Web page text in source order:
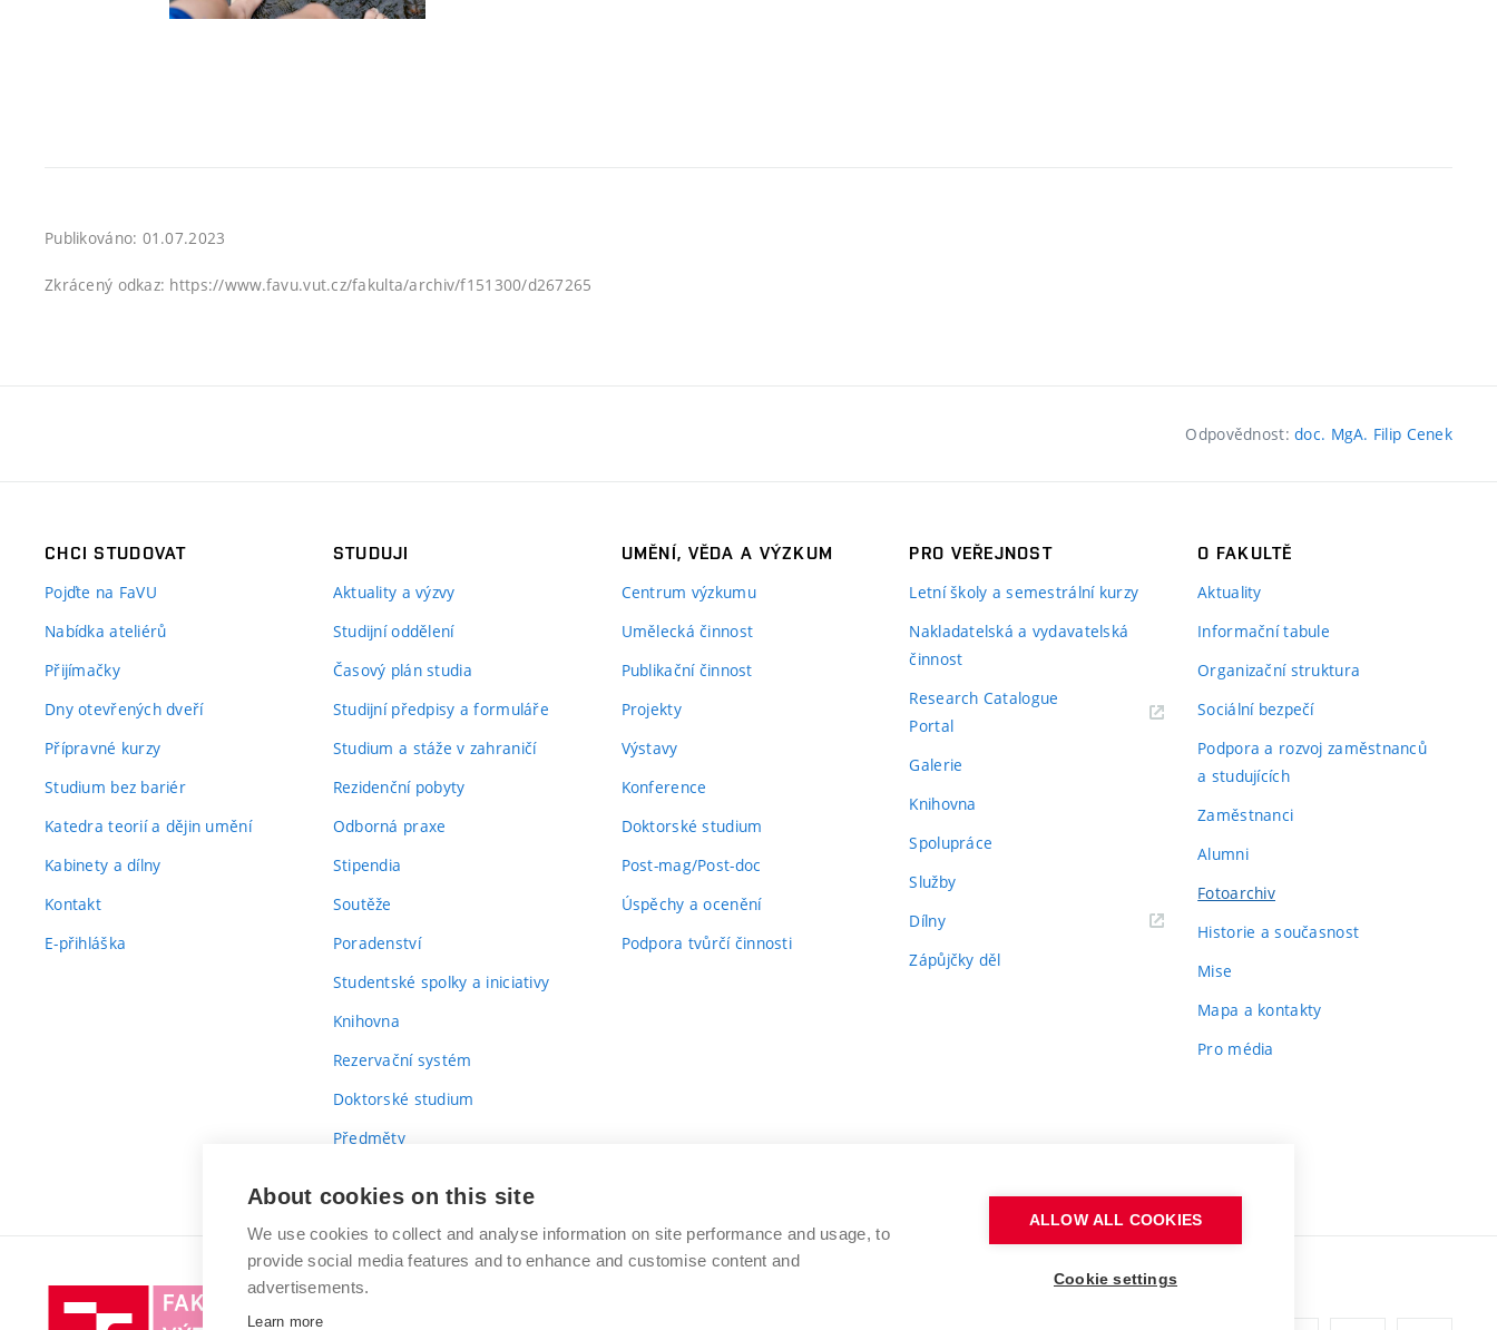
Publikováno: 01.07.2023
Zkrácený odkaz: https://www.favu.vut.cz/fakulta/archiv/f151300/d267265
Odpovědnost:doc. MgA. Filip Cenek
CHCI STUDOVAT
Pojďte na FaVU
Nabídka ateliérů
Přijímačky
Dny otevřených dveří
Přípravné kurzy
Studium bez bariér
Katedra teorií a dějin umění
Kabinety a dílny
Kontakt
E-přihláška
STUDUJI
Aktuality a výzvy
Studijní oddělení
Časový plán studia
Studijní předpisy a formuláře
Studium a stáže v zahraničí
Rezidenční pobyty
Odborná praxe
Stipendia
Soutěže
Poradenství
Studentské spolky a iniciativy
Knihovna
Rezervační systém
Doktorské studium
Předměty
UMĚNÍ, VĚDA A VÝZKUM
Centrum výzkumu
Umělecká činnost
Publikační činnost
Projekty
Výstavy
Konference
Doktorské studium
Post-mag/Post-doc
Úspěchy a ocenění
Podpora tvůrčí činnosti
PRO VEŘEJNOST
Letní školy a semestrální kurzy
Nakladatelská a vydavatelská
činnost
Research Catalogue
Portal
Galerie
Knihovna
Spolupráce
Služby
Dílny
Zápůjčky děl
O FAKULTĚ
Aktuality
Informační tabule
Organizační struktura
Sociální bezpečí
Podpora a rozvoj zaměstnanců
a studujících
Zaměstnanci
Alumni
Fotoarchiv
Historie a současnost
Mise
Mapa a kontakty
Pro média
Vysoké
About cookies on this site
We use cookies to collect and analyse information on site performance and usage, to
provide social media features and to enhance and customise content and
advertisements.
Learn more
ALLOW ALL COOKIES
Cookie settings